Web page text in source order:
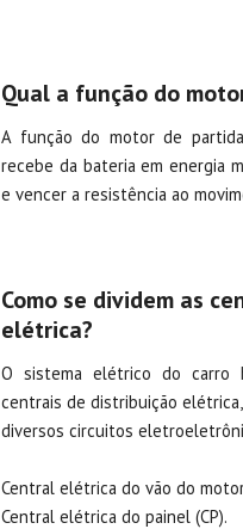
Qual a função do
A função do motor de
recebe da bateria em energia
e vencer a resistência ao
Como se dividem as
elétrica?
O sistema elétrico do carro
centrais de distribuição
diversos circuitos
Central elétrica do vão do motor
Central elétrica do painel (CP).